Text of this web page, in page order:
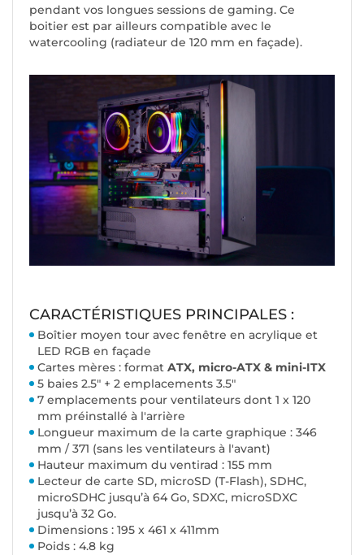
pendant vos longues sessions de gaming. Ce
boitier est par ailleurs compatible avec le
watercooling (radiateur de 120 mm en façade).
CARACTÉRISTIQUES PRINCIPALES :
Boîtier moyen tour avec fenêtre en acrylique et
LED RGB en façade
Cartes mères : format ATX, micro-ATX & mini-ITX
5 baies 2.5" + 2 emplacements 3.5"
7 emplacements pour ventilateurs dont 1 x 120
mm préinstallé à l'arrière
Longueur maximum de la carte graphique : 346
mm / 371 (sans les ventilateurs à l'avant)
Hauteur maximum du ventirad : 155 mm
Lecteur de carte SD, microSD (T-Flash), SDHC,
microSDHC jusqu’à 64 Go, SDXC, microSDXC
jusqu’à 32 Go.
Dimensions : 195 x 461 x 411mm
Poids : 4.8 kg